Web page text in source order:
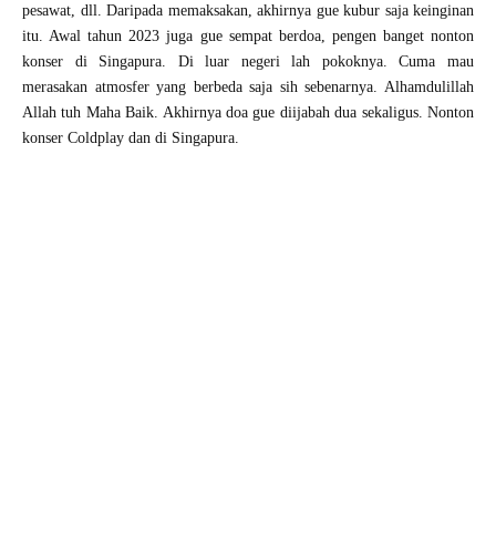
pesawat, dll. Daripada memaksakan, akhirnya gue kubur saja keinginan
itu. Awal tahun 2023 juga gue sempat berdoa, pengen banget nonton
konser di Singapura. Di luar negeri lah pokoknya. Cuma mau
merasakan atmosfer yang berbeda saja sih sebenarnya. Alhamdulillah
Allah tuh Maha Baik. Akhirnya doa gue diijabah dua sekaligus. Nonton
konser Coldplay dan di Singapura.